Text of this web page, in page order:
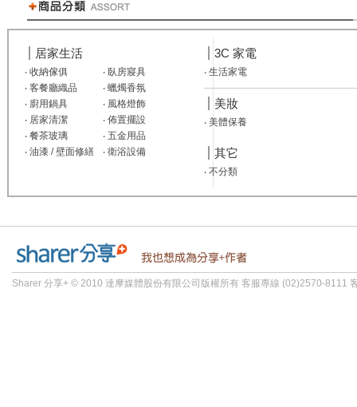
居家生活
‧ 收納傢俱 ‧ 臥房寢具
‧ 客餐廳織品 ‧ 蠟燭香氛
‧ 廚用鍋具 ‧ 風格燈飾
‧ 居家清潔 ‧ 佈置擺設
‧ 餐茶玻璃 ‧ 五金用品
‧ 油漆 / 壁面修繕 ‧ 衛浴設備
3C 家電
‧ 生活家電
美妝
‧ 美體保養
其它
‧ 不分類
Sharer 分享+ © 2010 達摩媒體股份有限公司版權所有 客服專線 (02)2570-8111